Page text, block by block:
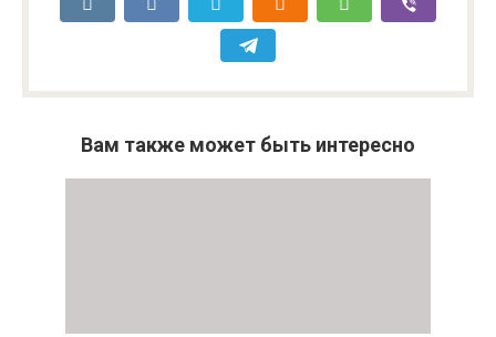
Вам также может быть интересно